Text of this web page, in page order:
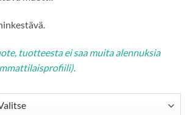
tuotteesta ei saa muita alennuksia